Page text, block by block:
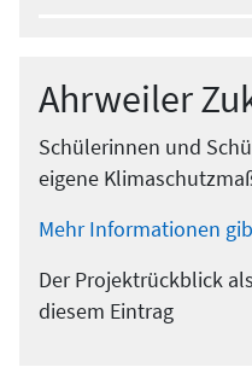
Ahrweiler
Schülerinnen und
eigene
Mehr Informationen
Der Projektrückblick
diesem Eintrag